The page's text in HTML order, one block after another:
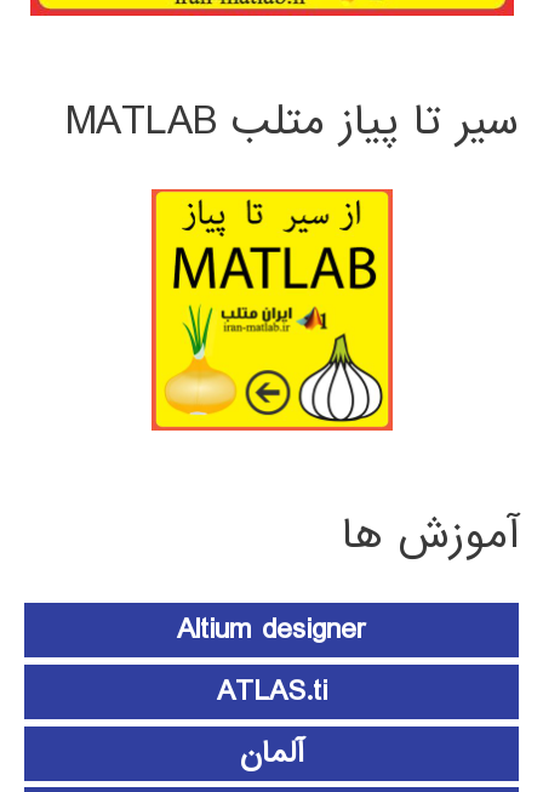
سیر تا پیاز متلب MATLAB
آموزش ها
Altium designer
ATLAS.ti
آلمان